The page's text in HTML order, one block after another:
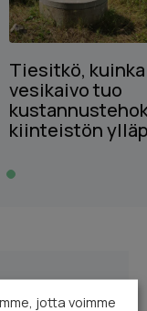
Tiesitkö,
vesikaivo tuo
kiinteistön
jotta voimme